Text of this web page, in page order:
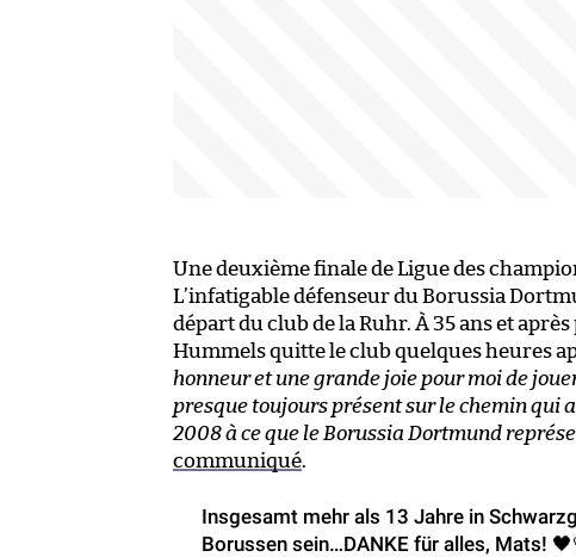
Une deuxième finale de Ligue des
L’infatigable défenseur du Borussia
départ du club de la Ruhr. À 35 ans et
Hummels quitte le club quelques heures
honneur et une grande joie pour moi de
presque toujours présent sur le chemin qui a
2008 à ce que le Borussia Dortmund
communiqué.
Insgesamt mehr als 13 Jahre in
Borussen sein…DANKE für alles, Mats!